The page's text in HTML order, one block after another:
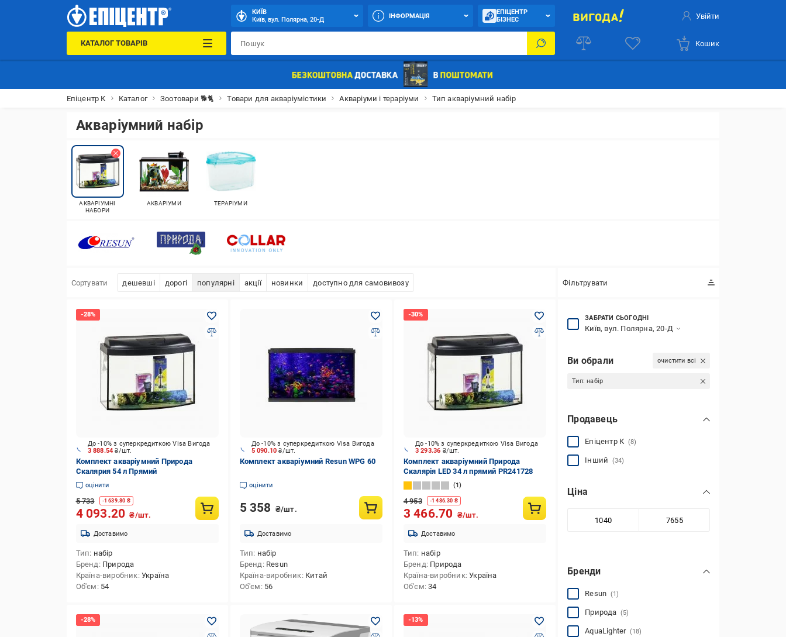
КИЇВ
Київ, вул. Полярна, 20-Д
ІНФОРМАЦІЯ
ЕПІЦЕНТР
БІЗНЕС
Увійти
КАТАЛОГ ТОВАРІВ Кошик
Епіцентр К Каталог Зоотовари 🐕🐈 Товари для акваріумістики Акваріуми і тераріуми Тип акваріумний набір
Акваріумний набір
АКВАРІУМНІ
НАБОРИ
АКВАРІУМИ ТЕРАРІУМИ
Сортувати дешевші дорогі популярні акції новинки доступно для самовивозу Фільтрувати
3 888.54₴/шт.
До -10% з суперкредиткою Visa Вигода
Комплект акваріумний Природа
Скалярия 54 л Прямий
оцінити
5 733 -1 639.80 ₴
4 093.20 ₴/шт.
Доставимо
Тип набір
Бренд Природа
Країна-виробник Україна
Об'єм 54
5 090.10₴/шт.
До -10% з суперкредиткою Visa Вигода
Комплект акваріумний Resun WPG 60
оцінити
5 358 ₴/шт.
Доставимо
Тип набір
Бренд Resun
Країна-виробник Китай
Об'єм 56
3 293.36 ₴/шт.
До -10% з суперкредиткою Visa Вигода
Комплект акваріумний Природа
Скалярія LED 34 л прямий PR241728
1
4 953 -1 486.30 ₴
3 466.70 ₴/шт.
Доставимо
Тип набір
Бренд Природа
Країна-виробник Україна
Об'єм 34
ЗАБРАТИ СЬОГОДНІ
Київ, вул. Полярна, 20-Д
Ви обрали очистити всі
Тип:набір
Продавець
Епіцентр К (8)
Інший (34)
Ціна
Бренди
Resun (1)
Природа (5)
AquaLighter (18)